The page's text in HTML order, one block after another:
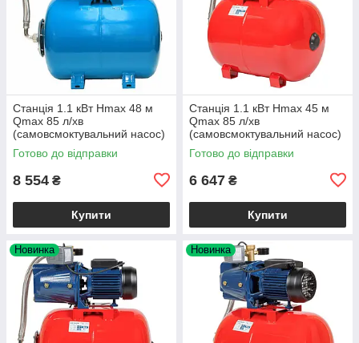
Станція 1.1 кВт Hmax 48 м
Qmax 85 л/хв
(самовсмоктувальний насос)
50 л Україна AQUATICA
Готово до відправки
8 554 ₴
Купити
Станція 1.1 кВт Hmax 45 м
Qmax 85 л/хв
(самовсмоктувальний насос)
50 л Україна Wetron
Готово до відправки
6 647 ₴
Купити
Новинка Новинка